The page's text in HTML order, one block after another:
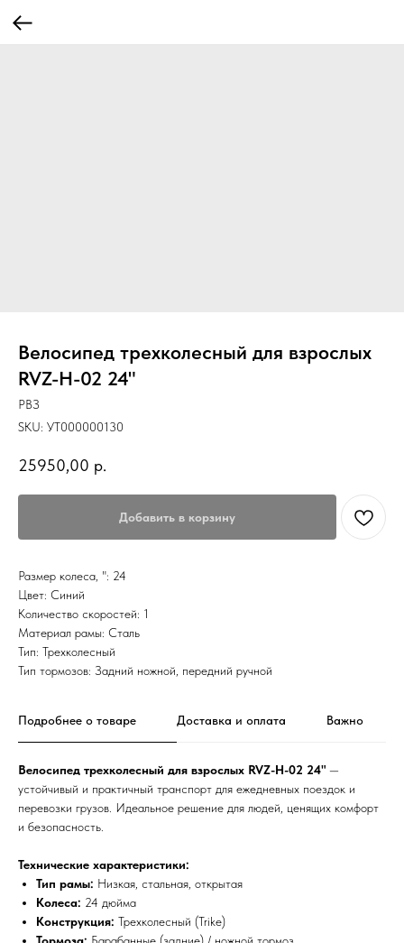
Велосипед трехколесный для взрослых
RVZ-H-02 24"
РВЗ
SKU: УТ000000130
25950,00 р.
Добавить в корзину
Размер колеса, ": 24
Цвет: Синий
Количество скоростей: 1
Материал рамы: Сталь
Тип: Трехколесный
Тип тормозов: Задний ножной, передний ручной
Подробнее о товаре Доставка и оплата Важно
Велосипед трехколесный для взрослых RVZ-H-02 24" —
устойчивый и практичный транспорт для ежедневных поездок и
перевозки грузов. Идеальное решение для людей, ценящих комфорт
и безопасность.
Технические характеристики:
Тип рамы: Низкая, стальная, открытая
Колеса: 24 дюйма
Конструкция: Трехколесный (Trike)